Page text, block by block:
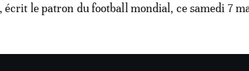
écrit le patron du football mondial, ce samedi 7